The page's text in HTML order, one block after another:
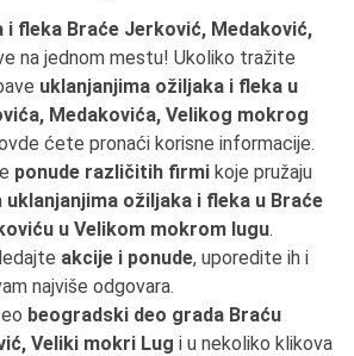
i fleka Braće Jerković, Medaković,
na jednom mestu! Ukoliko tražite
uklanjanjima ožiljaka i fleka u
Medakovića, Velikog mokrog
ćete pronaći korisne informacije.
ponude različitih firmi koje pružaju
uklanjanjima ožiljaka i fleka u Braće
u Velikom mokrom lugu.
akcije i ponude, uporedite ih i
najviše odgovara.
beogradski deo grada Braću
Veliki mokri Lug i u nekoliko klikova